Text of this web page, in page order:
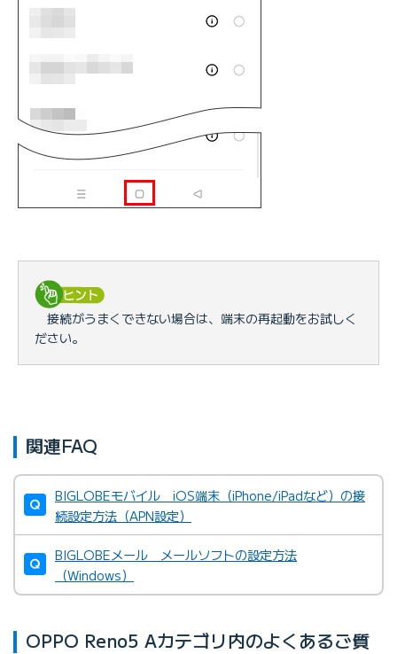
接続がうまくできない場合は、端末の再起動をお試しく
ださい。
関連FAQ
BIGLOBEモバイル iOS端末（iPhone/iPadなど）の接
続設定方法（APN設定）
BIGLOBEメール メールソフトの設定方法
（Windows）
OPPO Reno5 Aカテゴリ内のよくあるご質